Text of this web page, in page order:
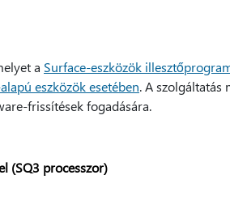
a Surface-eszközök
eszközök esetében. A szolgáltatás
frissítések fogadására.
(SQ3 processzor)